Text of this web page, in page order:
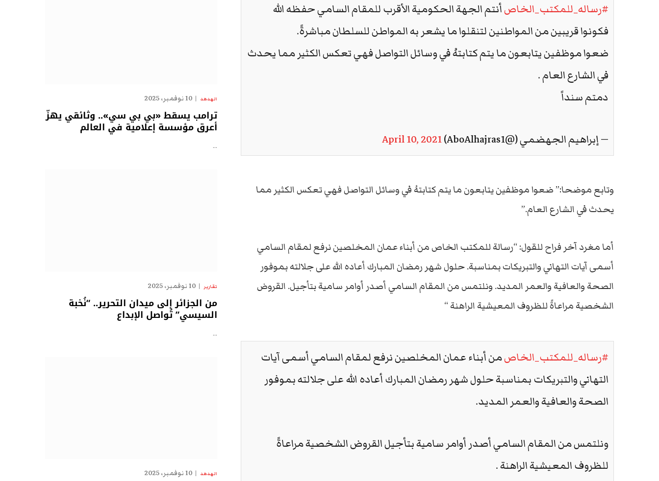
#رساله_للمكتب_الخاصأنتم الجهة الحكومية الأقرب للمقام السامي حفظه الله
فكونوا قريبين من المواطنين لتنقلوا ما يشعر به المواطن للسلطان مباشرةً.
ضعوا موظفين يتابعون ما يتم كتابتهُ في وسائل التواصل فهي تعكس الكثير مما يحدث
في الشارع العام .
دمتم سنداً
— إبراهيم الجهضمي (@AboAlhajras1) April 10, 2021
وتابع موضحا:” ضعوا موظفين يتابعون ما يتم كتابتهُ في وسائل التواصل فهي تعكس الكثير مما
يحدث في الشارع العام.”
أما مغرد آخر فراح للقول: “رسالة للمكتب الخاص من أبناء عمان المخلصين نرفع لمقام السامي
أسمى آيات التهاني والتبريكات بمناسبة. حلول شهر رمضان المبارك أعاده الله على جلالته بموفور
الصحة والعافية والعمر المديد. ونلتمس من المقام السامي أصدر أوامر سامية بتأجيل. القروض
الشخصية مراعاةً للظروف المعيشية الراهنة “
#رساله_للمكتب_الخاصمن أبناء عمان المخلصين نرفع لمقام السامي أسمى آيات
التهاني والتبريكات بمناسبة حلول شهر رمضان المبارك أعاده الله على جلالته بموفور
الصحة والعافية والعمر المديد.
ونلتمس من المقام السامي أصدر أوامر سامية بتأجيل القروض الشخصية مراعاةً
للظروف المعيشية الراهنة .
الهدهد 10 نوفمبر، 2025
ترامب يسقط «بي بي سي».. وثائقي يهزّ
أعرق مؤسسة إعلامية في العالم
…
تقارير 10 نوفمبر، 2025
من الجزائر إلى ميدان التحرير.. “نُخبة
السيسي” تُواصل الإبداع
…
الهدهد 10 نوفمبر، 2025